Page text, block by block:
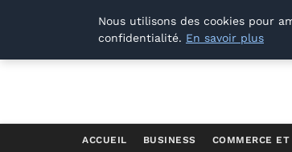
Lyon Photos
ACCUEIL BUSINESS COMMERCE
Nous utilisons des cookies pour
confidentialité. En savoir plus